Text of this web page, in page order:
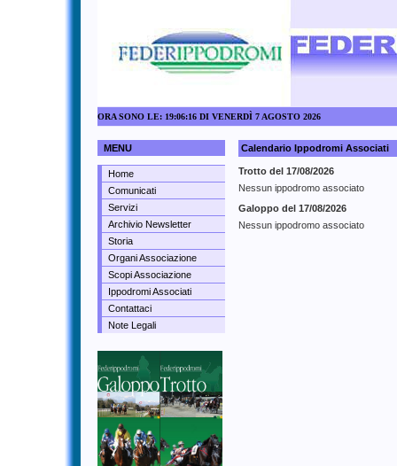
ORA SONO LE: 19:06:16 DI VENERDÌ 7 AGOSTO 2026
MENU
Home
Comunicati
Servizi
Archivio Newsletter
Storia
Organi Associazione
Scopi Associazione
Ippodromi Associati
Contattaci
Note Legali
Calendario Ippodromi Associati
Trotto del 17/08/2026
Nessun ippodromo associato
Galoppo del 17/08/2026
Nessun ippodromo associato